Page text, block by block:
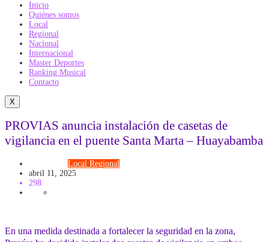
Inicio
Quiénes somos
Local
Regional
Nacional
Internacional
Master Deportes
Ranking Musical
Contacto
X
PROVIAS anuncia instalación de casetas de
vigilancia en el puente Santa Marta – Huayabamba
Local Regional
abril 11, 2025
298
En una medida destinada a fortalecer la seguridad en la zona,